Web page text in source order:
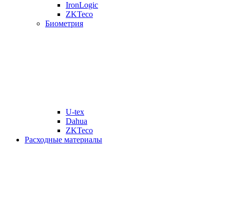
IronLogic
ZKTeco
Биометрия
U-tex
Dahua
ZKTeco
Расходные материалы